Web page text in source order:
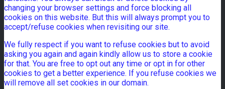
changing your browser settings and force blocking all
cookies on this website. But this will always prompt you to
accept/refuse cookies when revisiting our site.
We fully respect if you want to refuse cookies but to avoid
asking you again and again kindly allow us to store a cookie
for that. You are free to opt out any time or opt in for other
cookies to get a better experience. If you refuse cookies we
will remove all set cookies in our domain.